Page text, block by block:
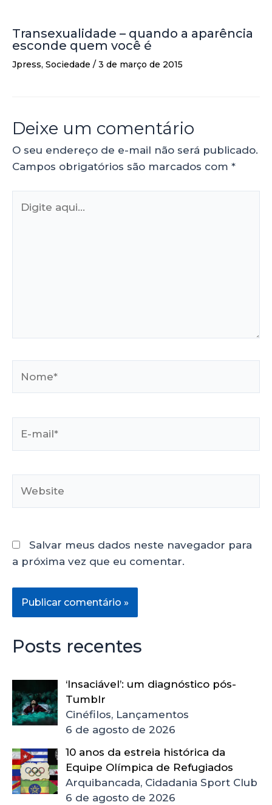
Transexualidade – quando a aparência
esconde quem você é
Jpress, Sociedade / 3 de março de 2015
Deixe um comentário
O seu endereço de e-mail não será publicado.
Campos obrigatórios são marcados com *
Salvar meus dados neste navegador para
a próxima vez que eu comentar.
Posts recentes
‘Insaciável’: um diagnóstico pós-
Tumblr
Cinéfilos, Lançamentos
6 de agosto de 2026
10 anos da estreia histórica da
Equipe Olímpica de Refugiados
Arquibancada, Cidadania Sport Club
6 de agosto de 2026